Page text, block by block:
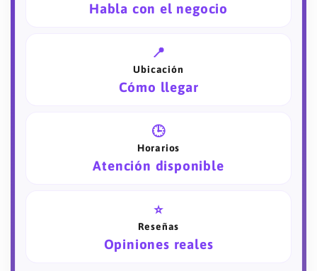
Habla con el negocio
📍
Ubicación
Cómo llegar
🕒
Horarios
Atención disponible
⭐
Reseñas
Opiniones reales